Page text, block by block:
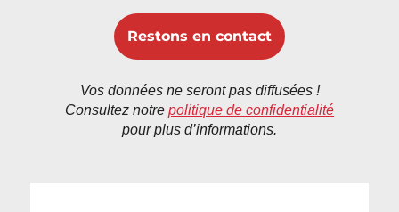
Vos données ne seront pas diffusées !
Consultez notre politique de confidentialité
pour plus d’informations.